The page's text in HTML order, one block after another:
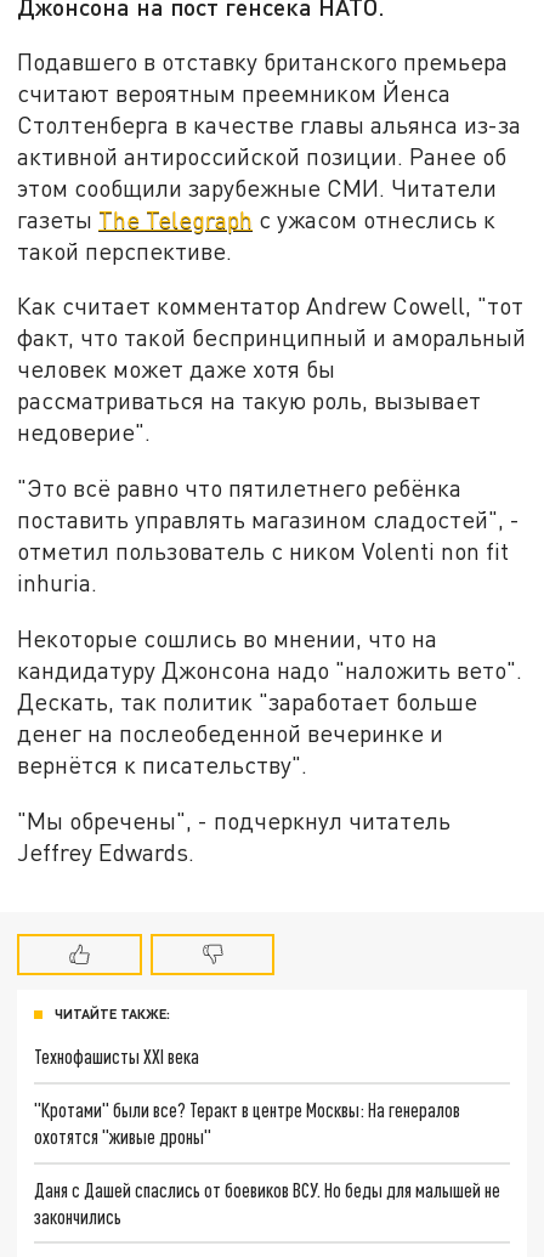
Джонсона на пост генсека НАТО.
Подавшего в отставку британского премьера
считают вероятным преемником Йенса
Столтенберга в качестве главы альянса из-за
активной антироссийской позиции. Ранее об
этом сообщили зарубежные СМИ. Читатели
газеты The Telegraph с ужасом отнеслись к
такой перспективе.
Как считает комментатор Andrew Cowell, "тот
факт, что такой беспринципный и аморальный
человек может даже хотя бы
рассматриваться на такую роль, вызывает
недоверие".
"Это всё равно что пятилетнего ребёнка
поставить управлять магазином сладостей", -
отметил пользователь с ником Volenti non fit
inhuria.
Некоторые сошлись во мнении, что на
кандидатуру Джонсона надо "наложить вето".
Дескать, так политик "заработает больше
денег на послеобеденной вечеринке и
вернётся к писательству".
"Мы обречены", - подчеркнул читатель
Jeffrey Edwards.
ЧИТАЙТЕ ТАКЖЕ:
Технофашисты XXI века
"Кротами" были все? Теракт в центре Москвы: На генералов
охотятся "живые дроны"
Даня с Дашей спаслись от боевиков ВСУ. Но беды для малышей не
закончились